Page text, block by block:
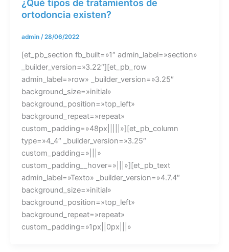
¿Qué tipos de tratamientos de
ortodoncia existen?
admin /28/06/2022
[et_pb_section fb_built=»1″ admin_label=»section»
_builder_version=»3.22″][et_pb_row
admin_label=»row» _builder_version=»3.25″
background_size=»initial»
background_position=»top_left»
background_repeat=»repeat»
custom_padding=»48px|||||»][et_pb_column
type=»4_4″ _builder_version=»3.25″
custom_padding=»|||»
custom_padding__hover=»|||»][et_pb_text
admin_label=»Texto» _builder_version=»4.7.4″
background_size=»initial»
background_position=»top_left»
background_repeat=»repeat»
custom_padding=»1px||0px|||»